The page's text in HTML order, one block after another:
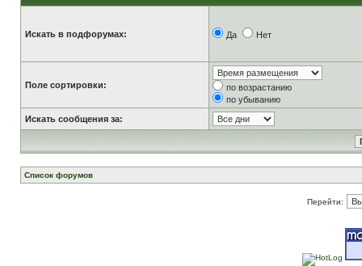
Искать в подфорумах: Да Нет
Поле сортировки:
по возрастанию
по убыванию
Искать сообщения за:
Список форумов
Перейти: